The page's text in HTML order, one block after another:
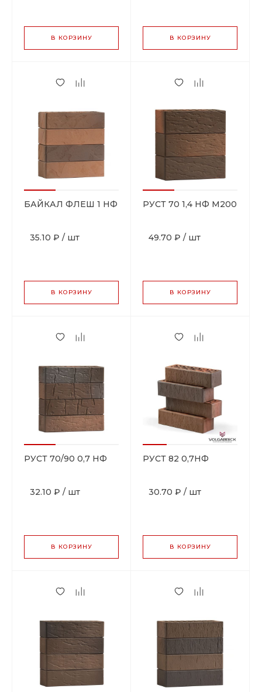
В КОРЗИНУ В КОРЗИНУ
БАЙКАЛ ФЛЕШ 1 НФ
35.10 ₽ / шт
В КОРЗИНУ
РУСТ 70 1,4 НФ М200
49.70 ₽ / шт
В КОРЗИНУ
РУСТ 70/90 0,7 НФ
32.10 ₽ / шт
В КОРЗИНУ
РУСТ 82 0,7НФ
30.70 ₽ / шт
В КОРЗИНУ